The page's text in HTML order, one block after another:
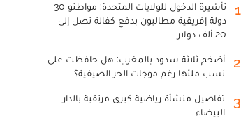
1
تأشيرة الدخول للولايات المتحدة: مواطنو 30
دولة إفريقية مطالبون بدفع كفالة تصل إلى
20 ألف دولار
2
أضخم ثلاثة سدود بالمغرب: هل حافظت على
نسب ملئها رغم موجات الحر الصيفية؟
3
تفاصيل منشأة رياضية كبرى مرتقبة بالدار
البيضاء